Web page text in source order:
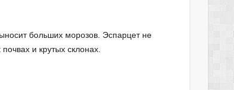
больших морозов. Эспарцет не
и крутых склонах.